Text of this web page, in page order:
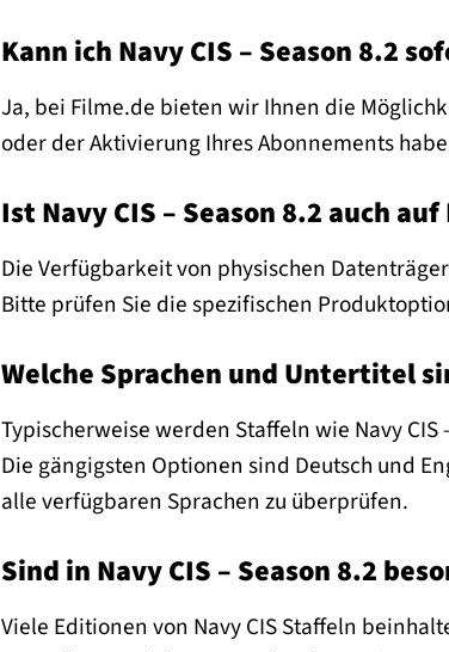
Kann ich Navy CIS – Season 8.2
Ja, bei Filme.de bieten wir Ihnen die
oder der Aktivierung Ihres Abonnements
Ist Navy CIS – Season 8.2 auch
Die Verfügbarkeit von physischen
Bitte prüfen Sie die spezifischen
Welche Sprachen und Untertitel
Typischerweise werden Staffeln wie Navy
Die gängigsten Optionen sind Deutsch und
alle verfügbaren Sprachen zu überprüfen.
Sind in Navy CIS – Season 8.2
Viele Editionen von Navy CIS Staffeln